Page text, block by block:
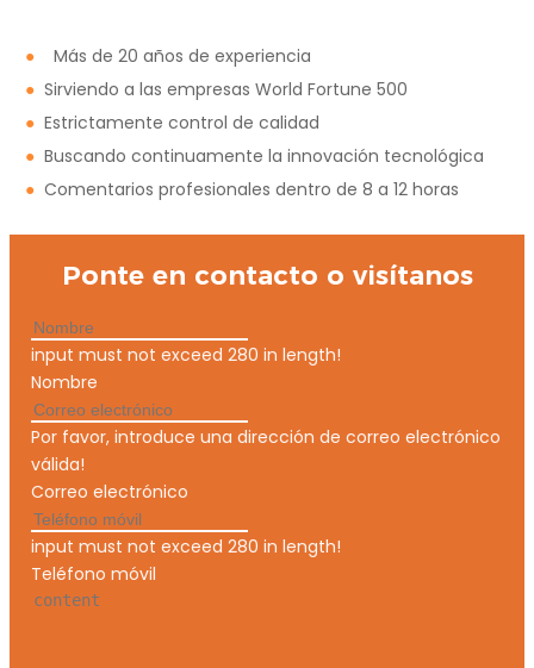
●
Más de 20 años de experiencia
●Sirviendo a las empresas World Fortune 500
●Estrictamente control de calidad
●Buscando continuamente la innovación tecnológica
●Comentarios profesionales dentro de 8 a 12 horas
Ponte en contacto o visítanos
input must not exceed 280 in length!
Nombre
Por favor, introduce una dirección de correo electrónico
válida!
Correo electrónico
input must not exceed 280 in length!
Teléfono móvil